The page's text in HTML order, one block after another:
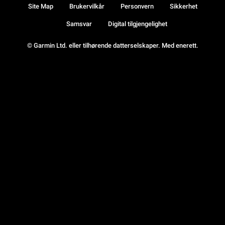
© Garmin Ltd. eller tilhørende datterselskaper. Med enerett.
Site Map Brukervilkår Personvern Sikkerhet
Samsvar Digital tilgjengelighet